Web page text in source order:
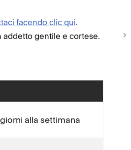
facendo clic qui.
addetto gentile e cortese.
alla settimana